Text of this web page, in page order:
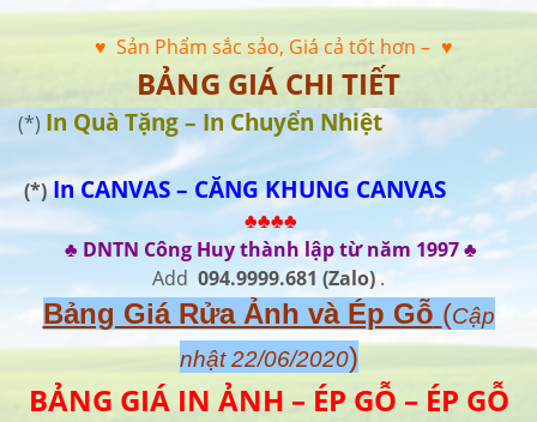
♥ Sản Phẩm sắc sảo, Giá cả tốt hơn – ♥
BẢNG GIÁ CHI TIẾT
(*) In Quà Tặng – In Chuyển Nhiệt
(*) In CANVAS – CĂNG KHUNG CANVAS
♣♣♣♣
♣ DNTN Công Huy thành lập từ năm 1997 ♣
Add 094.9999.681 (Zalo).
Bảng Giá Rửa Ảnh và Ép Gỗ (Cập
nhật 22/06/2020)
BẢNG GIÁ IN ẢNH – ÉP GỖ – ÉP GỖ